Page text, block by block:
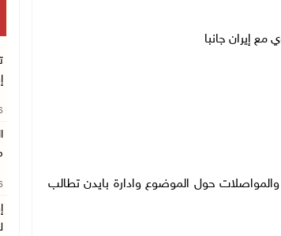
مع إيران جانبا
بين وزارة الأمن والمواصلات حول الموضوع وادارة بايدن تطالب